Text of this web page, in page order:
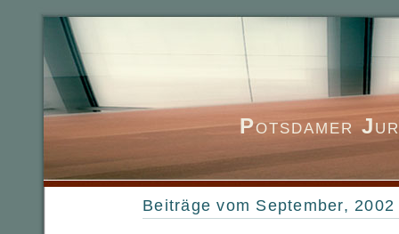
Potsdamer J
Beiträge vom September, 2002